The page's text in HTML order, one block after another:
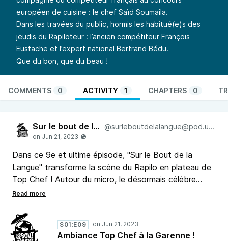
européen de cuisine : le chef Saïd Soumaila.
Dans les travées du public, hormis les habitué(e)s des
jeudis du Rapiloteur : l’ancien compétiteur François
Eustache et l’expert national Bertrand Bédu.
Que du bon, que du beau !
COMMENTS 0 ACTIVITY 1 CHAPTERS 0
Sur le bout de la langue @surleboutdelalangue@pod.urban-radio.com
Dans ce 9e et ultime épisode, "Sur le Bout de la
Langue" transforme la scène du Rapilo en plateau de
Top Chef ! Autour du micro, le désormais célèbre
@Arnaud Acher en compagnie du compétiteur
français au concours européen de cuisine : le chef
Saïd Soumaila.
S01:E09
Ambiance Top Chef à la Garenne !